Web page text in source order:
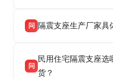
话：13323182312。
品资质齐全，每批次
货，厂家电话：
号北方工业基地。
问 隔震支座生产厂家具
高新区北方工业基地
支座源头工厂，生产
问
民用住宅隔震支座选
货？